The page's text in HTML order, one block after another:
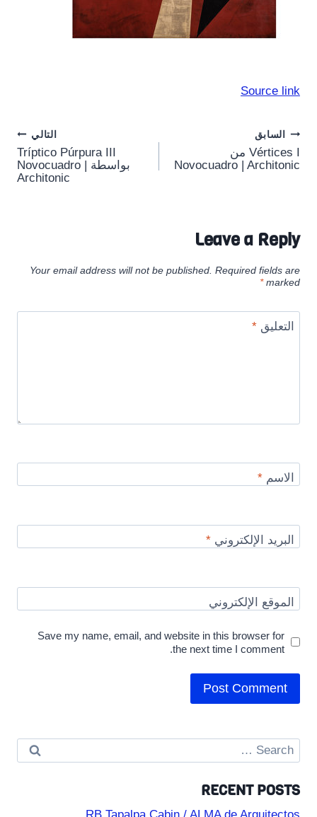
Source link
Post
navigation
السابق
Vértices I من
Novocuadro | Architonic
التالي
Tríptico Púrpura III
بواسطة Novocuadro |
Architonic
Leave a Reply
Your email address will not be published. Required fields are
marked
*
التعليق*
الاسم*
البريد الإلكتروني*
الموقع الإلكتروني
Save my name, email, and website in this browser for
the next time I comment.
Search
for:
RECENT POSTS